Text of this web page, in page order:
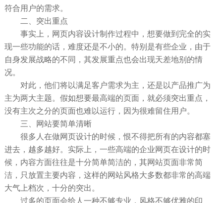
符合用户的需求。
二、突出重点
事实上，网页内容设计制作过程中，想要做到完全的实
现一些功能的话，难度还是不小的。特别是有些企业，由于
自身发展战略的不同，其发展重点也会出现天差地别的情
况。
对此，他们将以满足客户需求为主，还是以产品推广为
主为两大主题。假如想要最高端的页面，就必须突出重点，
没有主次之分的页面也难以运行，因为很难留住用户。
三、网站要简单清晰
很多人在做网页设计的时候，恨不得把所有的内容都塞
进去，越多越好。实际上，一些高端的企业网页在设计的时
候，内容方面往往是十分简单简洁的，其网站页面非常简
洁，只放置主要内容，这样的网站风格大多数都非常的高端
大气上档次，十分的突出。
过多的页面会给人一种不够专业，风格不够优雅的印